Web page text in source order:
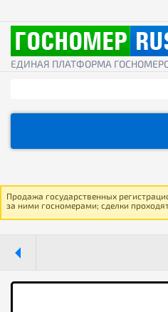
ЕДИНАЯ ПЛАТФОРМА
Продажа государственных
за ними госномерами; сделки